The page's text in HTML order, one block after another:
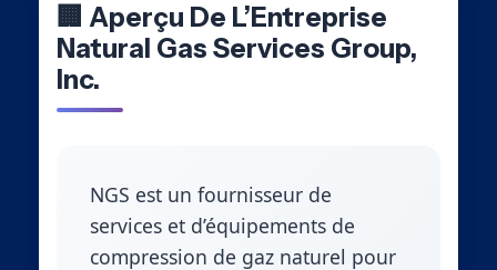
🏢 Aperçu De L’Entreprise
Natural Gas Services Group,
Inc.
NGS est un fournisseur de
services et d’équipements de
compression de gaz naturel pour